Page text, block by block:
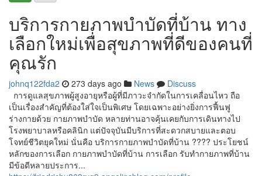
บริการกายภาพบำบัดที่บ้าน ทาง
เลือกใหม่เพื่อสุขภาพที่ดีของคนที่
คุณรัก
johnq122fda2 273 days ago News
Discuss
การดูแลสุขภาพผู้สูงอายุหรือผู้ที่มีภาวะจำกัดในการเคลื่อนไหว ถือ
เป็นเรื่องสำคัญที่ต้องใส่ใจเป็นพิเศษ โดยเฉพาะอย่างยิ่งการฟื้นฟู
ร่างกายด้วย กายภาพบำบัด หลายท่านอาจคุ้นเคยกับการเดินทางไป
โรงพยาบาลหรือคลินิก แต่ปัจจุบันมีบริการที่สะดวกสบายและตอบ
โจทย์ชีวิตยุคใหม่ นั่นคือ บริการกายภาพบำบัดที่บ้าน ???? ประโยชน์
หลักของการเลือก กายภาพบำบัดที่บ้าน การเลือก รับทํากายภาพที่บ้าน
มีข้อดีหลายประการ...